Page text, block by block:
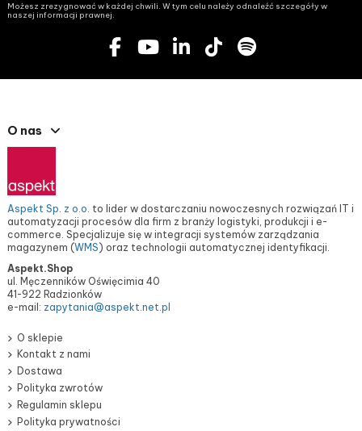
Możesz zrezygnować w każdej chwili. W tym celu należy odnaleźć szczegóły w
naszej informacji prawnej.
O nas
Aspekt Sp. z o.o. to lider w dostarczaniu nowoczesnych rozwiązań IT i
automatyzacji procesów dla firm z branży logistyki, produkcji i e-
commerce. Specjalizuje się w integracji systemów zarządzania
magazynem (WMS) oraz technologii automatycznej identyfikacji.
Aspekt.Shop
ul. Męczenników Oświęcimia 40
41-922 Radzionków
e-mail: zapytania@aspekt.net.pl
O sklepie
Kontakt z nami
Dostawa
Polityka zwrotów
Regulamin sklepu
Polityka prywatności